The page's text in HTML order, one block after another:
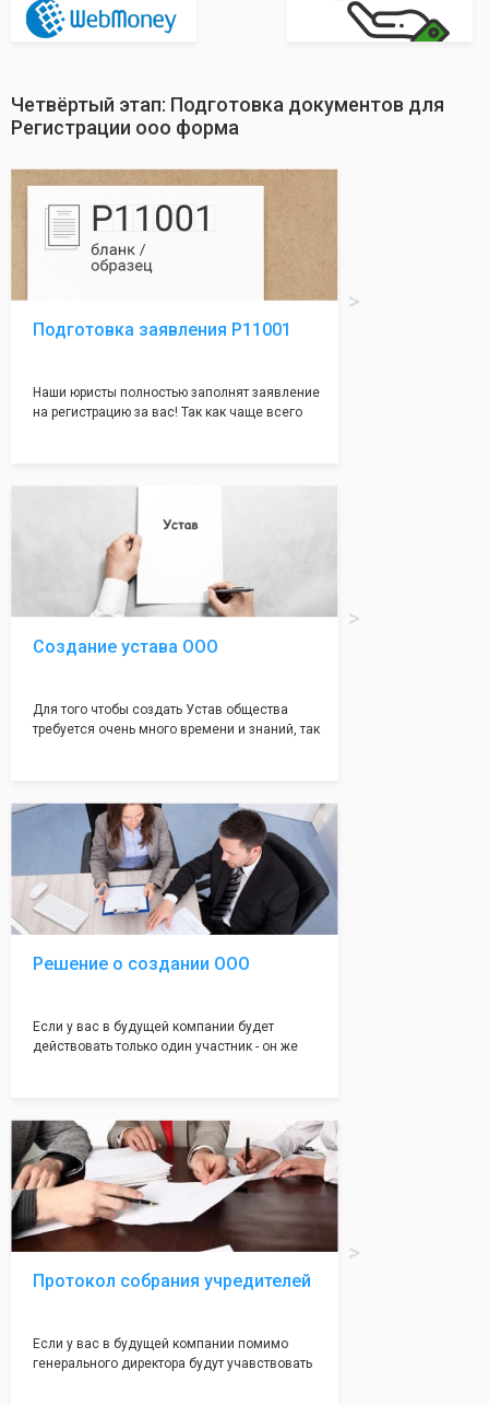
Четвёртый этап: Подготовка документов для
Регистрации ооо форма
Подготовка заявления Р11001
Наши юристы полностью заполнят заявление
на регистрацию за вас! Так как чаще всего
большая часть отказов - наши юристы с
оформление самого сложного документа на
себя! Многолетний опыт работы наших
юристов позволяет оформлять заявление без
ошибок, тем самым гарантируя вам
успешную регистрацию в налоговой
Создание устава ООО
Для того чтобы создать Устав общества
требуется очень много времени и знаний, так
Наша компания предоставит вам свой
уникальный Устав Общества, который
подойдет для любой компании. Устав,
сделанный нашими профессиональными
юристами, успешно проходит регистрацию в
налоговой инспекции!
Решение о создании ООО
Если у вас в будущей компании будет
действовать только один участник - он же
грамотно составят данное заявление, а Вам
нужно будет только поставить подпись на
нём!
Протокол собрания учредителей
Если у вас в будущей компании помимо
генерального директора будут учавствовать